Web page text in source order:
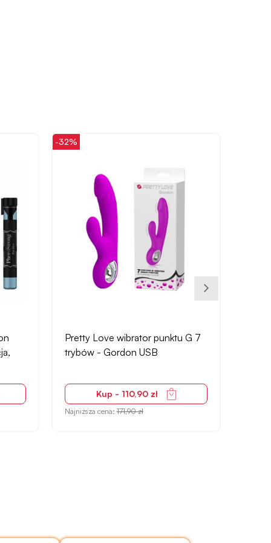
-32%
Pretty Love wibrator punktu G 7
trybów - Gordon USB
Kup - 110,90 zł
Najniższa cena:171,90 zł